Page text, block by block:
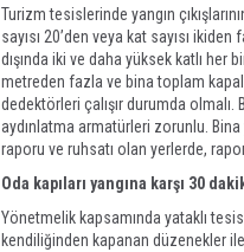
Turizm tesislerinde yangın
sayısı 20’den veya kat sayısı
dışında iki ve daha yüksek katlı her
metreden fazla ve bina toplam
dedektörleri çalışır durumda
aydınlatma armatürleri zorunlu.
raporu ve ruhsatı olan yerlerde,
Oda kapıları yangına karşı 30
Yönetmelik kapsamında yataklı
kendiliğinden kapanan düzenekler